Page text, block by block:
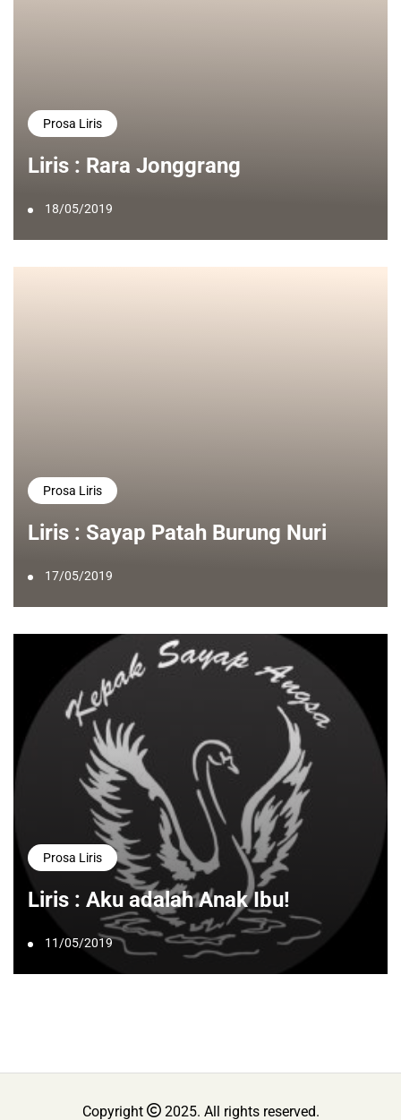
Prosa Liris
Liris : Rara Jonggrang
18/05/2019
Prosa Liris
Liris : Sayap Patah Burung Nuri
17/05/2019
Prosa Liris
Liris : Aku adalah Anak Ibu!
11/05/2019
Copyright 2025. All rights reserved.